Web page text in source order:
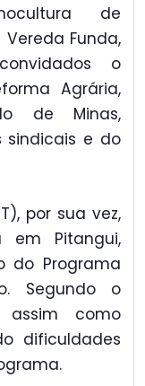
de
Funda,
o
Agrária,
de Minas,
sindicais e do
por sua vez,
em Pitangui,
do Programa
Segundo o
assim como
dificuldades